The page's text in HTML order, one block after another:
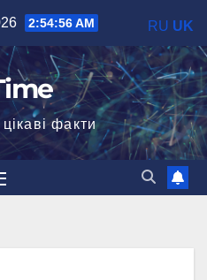
2:54:57 AM
факти
RU UK